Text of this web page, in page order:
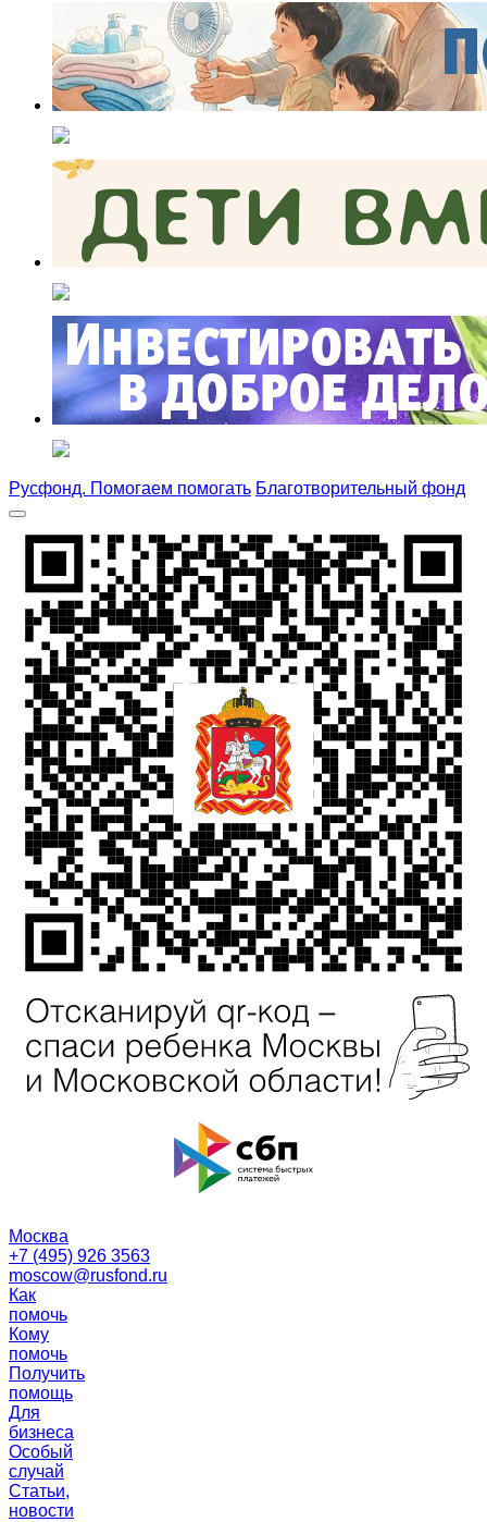
Русфонд. Помогаем помогать Благотворительный фонд
Москва
+7 (495) 926 3563
moscow@rusfond.ru
Как
помочь
Кому
помочь
Получить
помощь
Для
бизнеса
Особый
случай
Статьи,
новости